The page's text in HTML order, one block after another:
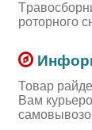
poтopнoгo
Товар
Вам